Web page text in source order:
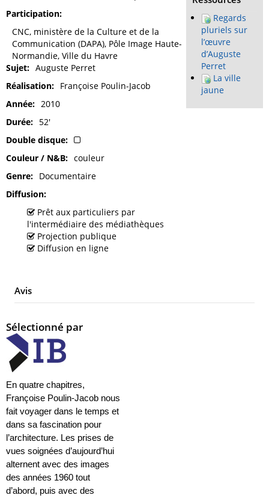
Participation
CNC, ministère de la Culture et de la
Communication (DAPA), Pôle Image Haute-
Normandie, Ville du Havre
Sujet
Auguste Perret
Réalisation
Françoise Poulin-Jacob
Année
2010
Durée
52'
Double disque
Couleur / N&B
couleur
Genre
Documentaire
Diffusion
Prêt aux particuliers par
l'intermédiaire des médiathèques
Projection publique
Diffusion en ligne
Regards
pluriels sur
l’œuvre
d’Auguste
Perret
La ville
jaune
Avis
Sélectionné par
En quatre chapitres,
Françoise Poulin-Jacob nous
fait voyager dans le temps et
dans sa fascination pour
l’architecture. Les prises de
vues soignées d’aujourd’hui
alternent avec des images
des années 1960 tout
d’abord, puis avec des